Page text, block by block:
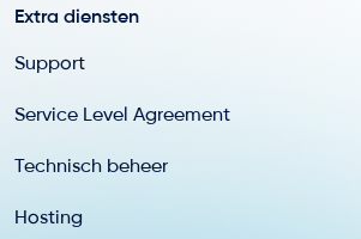
Extra diensten
Support
Service Level Agreement
Technisch beheer
Hosting